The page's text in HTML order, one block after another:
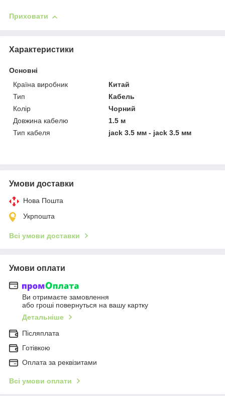
Приховати
Характеристики
Основні
Країна виробник
Китай
Тип
Кабель
Колір
Чорний
Довжина кабелю
1.5 м
Тип кабеля
jack 3.5 мм - jack 3.5 мм
Умови доставки
Нова Пошта
Укрпошта
Всі умови доставки
Умови оплати
Ви отримаєте замовлення
або гроші повернуться на вашу картку
Детальніше
Післяплата
Готівкою
Оплата за реквізитами
Всі умови оплати